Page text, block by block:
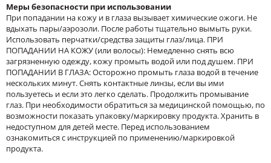
Меры безопасности при использовании
При попадании на кожу и в глаза вызывает химические ожоги. Не
вдыхать пары/аэрозоли. После работы тщательно вымыть руки.
Использовать перчатки/средства защиты глаз/лица. ПРИ
ПОПАДАНИИ НА КОЖУ (или волосы): Немедленно снять всю
загрязненную одежду, кожу промыть водой или под душем. ПРИ
ПОПАДАНИИ В ГЛАЗА: Осторожно промыть глаза водой в течение
нескольких минут. Снять контактные линзы, если вы ими
пользуетесь и если это легко сделать. Продолжить промывание
глаз. При необходимости обратиться за медицинской помощью, по
возможности показать упаковку/маркировку продукта. Хранить в
недоступном для детей месте. Перед использованием
ознакомиться с инструкцией по применению/маркировкой
продукта.